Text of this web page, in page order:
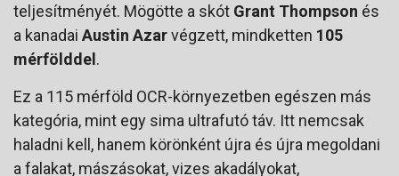
teljesítményét. Mögötte a skót Grant Thompson és
a kanadai Austin Azarvégzett, mindketten 105
mérfölddel.
Ez a 115 mérföld OCR-környezetben egészen más
kategória, mint egy sima ultrafutó táv. Itt nemcsak
haladni kell, hanem körönként újra és újra megoldani
a falakat, mászásokat, vizes akadályokat,